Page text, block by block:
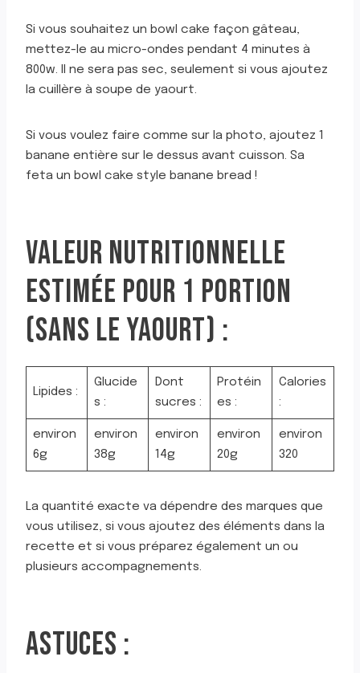
Si vous souhaitez un bowl cake façon gâteau,
mettez-le au micro-ondes pendant 4 minutes à
800w. Il ne sera pas sec, seulement si vous ajoutez
la cuillère à soupe de yaourt.
Si vous voulez faire comme sur la photo, ajoutez 1
banane entière sur le dessus avant cuisson. Sa
feta un bowl cake style banane bread !
VALEUR NUTRITIONNELLE
ESTIMÉE POUR 1 PORTION
(SANS LE YAOURT) :
Lipides :
Glucide
s :
Dont
sucres :
Protéin
es :
Calories
:
environ
6g
environ
38g
environ
14g
environ
20g
environ
320
La quantité exacte va dépendre des marques que
vous utilisez, si vous ajoutez des éléments dans la
recette et si vous préparez également un ou
plusieurs accompagnements.
ASTUCES :